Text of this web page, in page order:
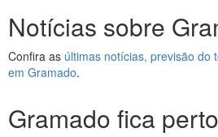
Notícias sobre
Confira as últimas notícias, previsão do
em Gramado.
Gramado fica